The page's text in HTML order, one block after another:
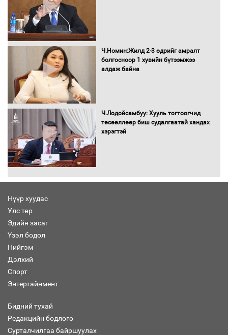
Ч.Номин:Жилд 2-3 өдрийг амралт
болгосноор 1 хувийн бүтээмжээ
алдаж байна
Ч.Лодойсамбуу: Хууль тогтоогчид
төсөөллөөр биш судалгаатай хандах
хэрэгтэй
Нүүр хуудас
Улс төр
Эдийн засаг
Үзэл бодол
Нийгэм
Дэлхий
Спорт
Энтертайнмент
Бидний тухай
Редакцийн бодлого
Сурталчилгаа байршуулах